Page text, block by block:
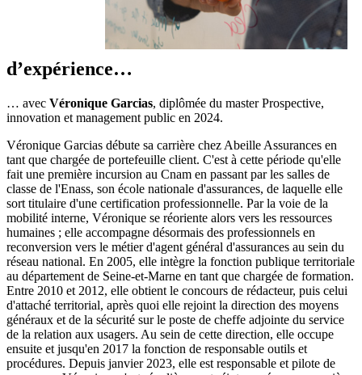
d’expérience…
… avec Véronique Garcias, diplômée du master Prospective,
innovation et management public en 2024.
Véronique Garcias débute sa carrière chez Abeille Assurances en
tant que chargée de portefeuille client. C'est à cette période qu'elle
fait une première incursion au Cnam en passant par les salles de
classe de l'Enass, son école nationale d'assurances, de laquelle elle
sort titulaire d'une certification professionnelle. Par la voie de la
mobilité interne, Véronique se réoriente alors vers les ressources
humaines ; elle accompagne désormais des professionnels en
reconversion vers le métier d'agent général d'assurances au sein du
réseau national. En 2005, elle intègre la fonction publique territoriale
au département de Seine-et-Marne en tant que chargée de formation.
Entre 2010 et 2012, elle obtient le concours de rédacteur, puis celui
d'attaché territorial, après quoi elle rejoint la direction des moyens
généraux et de la sécurité sur le poste de cheffe adjointe du service
de la relation aux usagers. Au sein de cette direction, elle occupe
ensuite et jusqu'en 2017 la fonction de responsable outils et
procédures. Depuis janvier 2023, elle est responsable et pilote de